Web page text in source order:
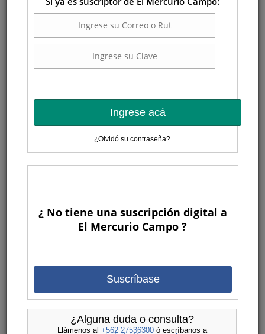
Ingrese acá
¿Olvidó su contraseña?
¿ No tiene una suscripción digital a
El Mercurio Campo ?
Suscríbase
¿Alguna duda o consulta?
Llámenos al +562 27536300ó escríbanos a